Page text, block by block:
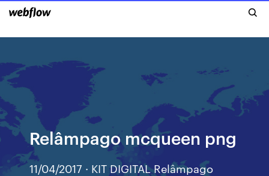
Relâmpago mcqueen png
11/04/2017 · KIT DIGITAL Relâmpago